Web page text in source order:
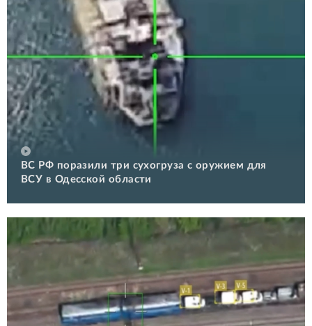
ВС РФ поразили три сухогруза с оружием для
ВСУ в Одесской области